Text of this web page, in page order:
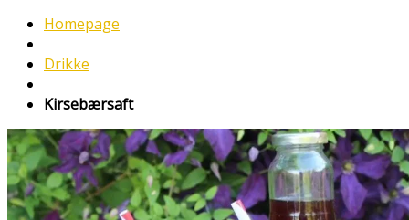
Homepage
Drikke
Kirsebærsaft